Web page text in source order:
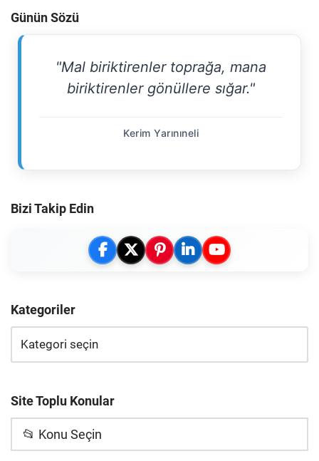
Günün Sözü
"Mal biriktirenler toprağa, mana
biriktirenler gönüllere sığar."
Kerim Yarınıneli
Bizi Takip Edin
Kategoriler
Site Toplu Konular
📂 Konu Seçin